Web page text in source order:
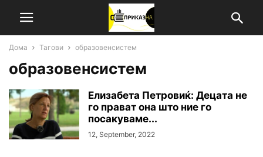
Дома Тагови образовенсистем
образовенсистем
Елизабета Петровиќ: Децата не
го прават она што ние го
посакуваме...
12, September, 2022